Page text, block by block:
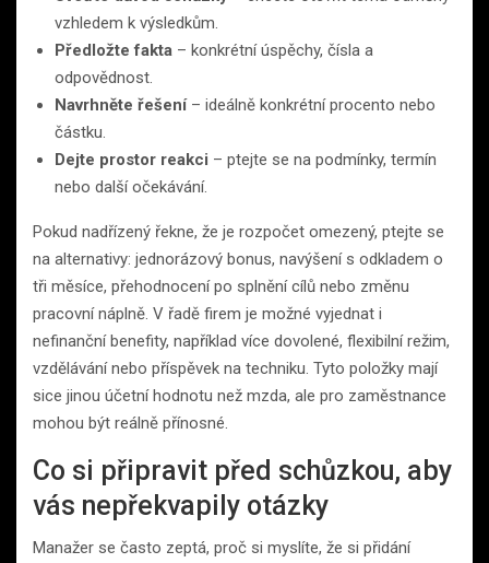
vzhledem k výsledkům.
Předložte fakta – konkrétní úspěchy, čísla a
odpovědnost.
Navrhněte řešení– ideálně konkrétní procento nebo
částku.
Dejte prostor reakci – ptejte se na podmínky, termín
nebo další očekávání.
Pokud nadřízený řekne, že je rozpočet omezený, ptejte se
na alternativy: jednorázový bonus, navýšení s odkladem o
tři měsíce, přehodnocení po splnění cílů nebo změnu
pracovní náplně. V řadě firem je možné vyjednat i
nefinanční benefity, například více dovolené, flexibilní režim,
vzdělávání nebo příspěvek na techniku. Tyto položky mají
sice jinou účetní hodnotu než mzda, ale pro zaměstnance
mohou být reálně přínosné.
Co si připravit před schůzkou, aby
vás nepřekvapily otázky
Manažer se často zeptá, proč si myslíte, že si přidání